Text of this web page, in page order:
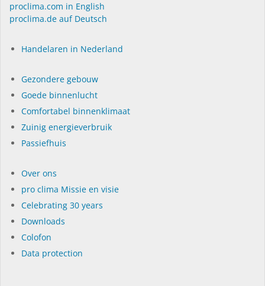
proclima.com in English
proclima.de auf Deutsch
Handelaren in Nederland
Gezondere gebouw
Goede binnenlucht
Comfortabel binnenklimaat
Zuinig energieverbruik
Passiefhuis
Over ons
pro clima Missie en visie
Celebrating 30 years
Dow­n­loads
Colofon
Data protection